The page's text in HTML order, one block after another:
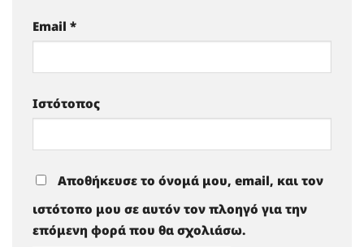
Email *
Ιστότοπος
Αποθήκευσε το όνομά μου, email, και τον
ιστότοπο μου σε αυτόν τον πλοηγό για την
επόμενη φορά που θα σχολιάσω.